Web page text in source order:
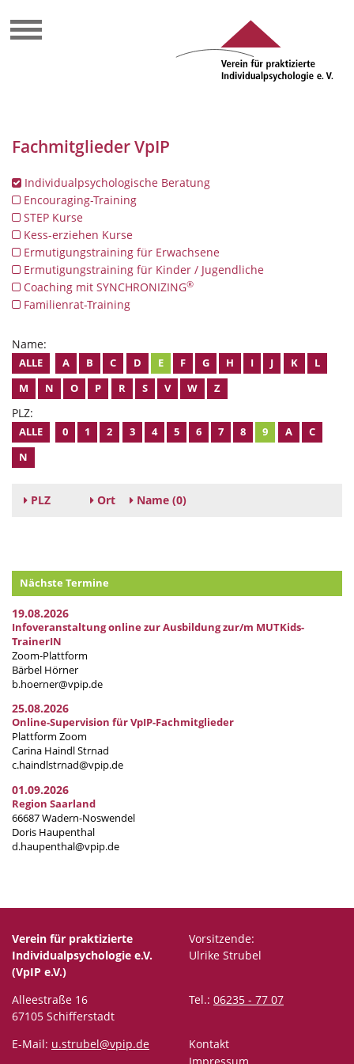
Fachmitglieder VpIP
Individualpsychologische Beratung
Encouraging-Training
STEP Kurse
Kess-erziehen Kurse
Ermutigungstraining für Erwachsene
Ermutigungstraining für Kinder / Jugendliche
Coaching mit SYNCHRONIZING®
Familienrat-Training
Name:
ALLE A B C D E F G H I J K
L
M
N O P R S V W Z
PLZ:
ALLE 0 1 2 3 4 5 6 7 8 9 A
C
N
PLZ Ort Name (0)
Nächste Termine
19.08.2026
Infoveranstaltung online zur Ausbildung zur/m MUTKids-
TrainerIN
Zoom-Plattform
Bärbel Hörner
b.hoerner@vpip.de
25.08.2026
Online-Supervision für VpIP-Fachmitglieder
Plattform Zoom
Carina Haindl Strnad
c.haindlstrnad@vpip.de
01.09.2026
Region Saarland
66687 Wadern-Noswendel
Doris Haupenthal
d.haupenthal@vpip.de
Verein für praktizierte
Individualpsychologie e.V.
(VpIP e.V.)
Vorsitzende:
Ulrike Strubel
Alleestraße 16
67105 Schifferstadt
Tel.: 06235 - 77 07
E-Mail: u.strubel@vpip.de
Kontakt